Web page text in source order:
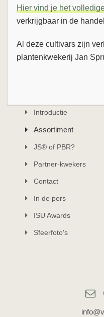
Hier vind je het
verkrijgbaar in de
Al deze cultivars zijn
plantenkwekerij Jan
Introductie
Assortiment
JS® of PBR?
Partner-kwekers
Contact
In de pers
ISU Awards
Sfeerfoto's